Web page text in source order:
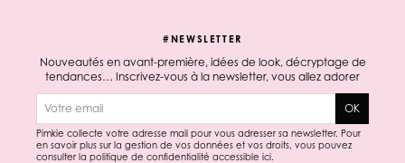
#NEWSLETTER
Nouveautés en avant-première, idées de look, décryptage de
tendances… Inscrivez-vous à la newsletter, vous allez adorer
E-mail
OK
Pimkie collecte votre adresse mail pour vous adresser sa newsletter. Pour
en savoir plus sur la gestion de vos données et vos droits, vous pouvez
consulter la politique de confidentialité accessible ici.